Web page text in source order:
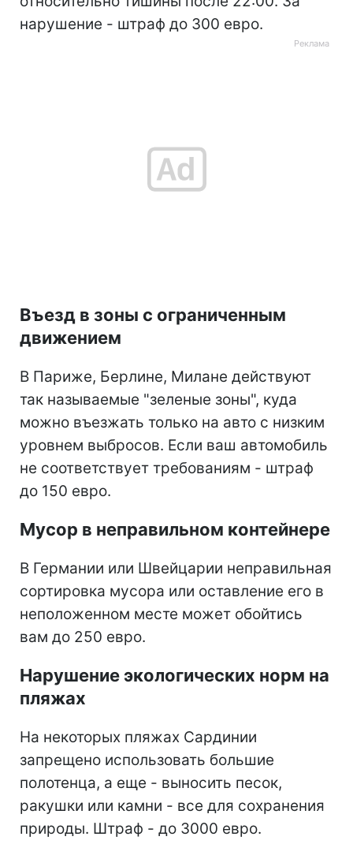
нарушение - штраф до 300 евро.
Въезд в зоны с ограниченным
движением
В Париже, Берлине, Милане действуют
так называемые "зеленые зоны", куда
можно въезжать только на авто с низким
уровнем выбросов. Если ваш автомобиль
не соответствует требованиям - штраф
до 150 евро.
Мусор в неправильном контейнере
В Германии или Швейцарии неправильная
сортировка мусора или оставление его в
неположенном месте может обойтись
вам до 250 евро.
Нарушение экологических норм на
пляжах
На некоторых пляжах Сардинии
запрещено использовать большие
полотенца, а еще - выносить песок,
ракушки или камни - все для сохранения
природы. Штраф - до 3000 евро.